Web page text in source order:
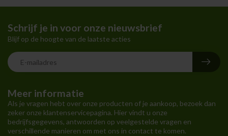
Meer informatie
Als je vragen hebt over onze producten of je aankoop, bezoek dan
zeker onze klantenservicepagina. Hier vindt u onze
bedrijfsgegevens, antwoorden op veelgestelde vragen en
verschillende manieren om met ons in contact te komen.
Schrijf je in voor onze nieuwsbrief
Blijf op de hoogte van de laatste acties